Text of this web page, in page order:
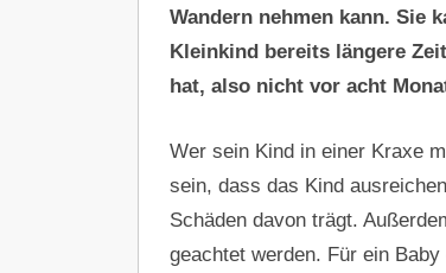
Wandern nehmen kann. Sie
Kleinkind bereits längere
hat, also nicht vor acht
Wer sein Kind in einer Kraxe
sein, dass das Kind
Schäden davon trägt.
geachtet werden. Für ein